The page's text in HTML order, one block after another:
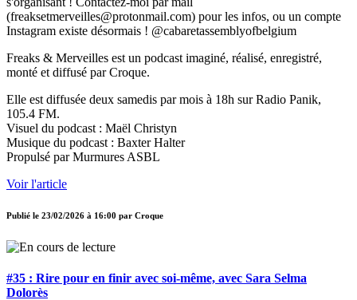
(freaksetmerveilles@protonmail.com) pour les infos, ou un compte
Instagram existe désormais ! @cabaretassemblyofbelgium
Freaks & Merveilles est un podcast imaginé, réalisé, enregistré,
monté et diffusé par Croque.
Elle est diffusée deux samedis par mois à 18h sur Radio Panik,
105.4 FM.
Visuel du podcast : Maël Christyn
Musique du podcast : Baxter Halter
Propulsé par Murmures ASBL
Voir l'article
Publié le 23/02/2026 à 16:00 par Croque
#35 : Rire pour en finir avec soi-même, avec Sara Selma
Dolorès